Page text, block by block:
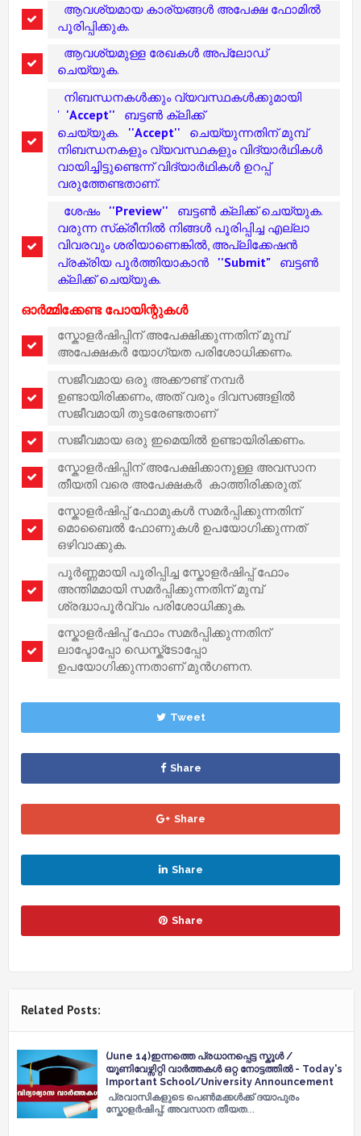
ആവശ്യമായ കാര്യങ്ങൾ അപേക്ഷ ഫോമിൽ
പൂരിപ്പിക്കുക.
ആവശ്യമുള്ള രേഖകൾ അപ്‌ലോഡ്
ചെയ്യുക.
നിബന്ധനകൾക്കും വ്യവസ്ഥകൾക്കുമായി
' 'Accept''
ബട്ടൺ ക്ലിക്ക്
ചെയ്യുക.
''Accept''
ചെയ്യുന്നതിന് മുമ്പ്
നിബന്ധനകളും വ്യവസ്ഥകളും വിദ്യാർഥികൾ
വായിച്ചിട്ടുണ്ടെന്ന് വിദ്യാർഥികൾ ഉറപ്പ്
വരുത്തേണ്ടതാണ്.
ശേഷം
''Preview''
ബട്ടൺ ക്ലിക്ക് ചെയ്യുക.
വരുന്ന സ്‌ക്രീനിൽ നിങ്ങൾ പൂരിപ്പിച്ച എല്ലാ
വിവരവും ശരിയാണെങ്കിൽ, അപ്ലിക്കേഷൻ
പ്രക്രിയ പൂർത്തിയാകാൻ
''Submit"
ബട്ടൺ
ക്ലിക്ക് ചെയ്യുക.
ഓർമ്മിക്കേണ്ട പോയിന്റുകൾ
സ്കോളർഷിപ്പിന് അപേക്ഷിക്കുന്നതിന് മുമ്പ്
അപേക്ഷകർ യോഗ്യത പരിശോധിക്കണം.
സജീവമായ ഒരു അക്കൗണ്ട് നമ്പർ
ഉണ്ടായിരിക്കണം, അത് വരും ദിവസങ്ങളിൽ
സജീവമായി തുടരേണ്ടതാണ്
സജീവമായ ഒരു ഇമെയിൽ ഉണ്ടായിരിക്കണം.
സ്കോളർഷിപ്പിന് അപേക്ഷിക്കാനുള്ള അവസാന
തീയതി വരെ അപേക്ഷകർ കാത്തിരിക്കരുത്.
സ്കോളർഷിപ്പ് ഫോമുകൾ സമർപ്പിക്കുന്നതിന്
മൊബൈൽ ഫോണുകൾ ഉപയോഗിക്കുന്നത്
ഒഴിവാക്കുക.
പൂർണ്ണമായി പൂരിപ്പിച്ച സ്കോളർഷിപ്പ് ഫോം
അന്തിമമായി സമർപ്പിക്കുന്നതിന് മുമ്പ്
ശ്രദ്ധാപൂർവ്വം പരിശോധിക്കുക.
സ്കോളർഷിപ്പ് ഫോം സമർപ്പിക്കുന്നതിന്
ലാപ്ടോപ്പോ ഡെസ്ക്ടോപ്പോ
ഉപയോഗിക്കുന്നതാണ് മുൻഗണന.
Tweet
Share
Share
Share
Share
Related Posts:
(June 14)ഇന്നത്തെ പ്രധാനപ്പെട്ട സ്കൂൾ /
യൂണിവേഴ്സിറ്റി വാർത്തകൾ ഒറ്റ നോട്ടത്തിൽ - Today's
Important School/University Announcement
പ്രവാസികളുടെ പെണ്‍മക്കള്‍ക്ക് ദയാപുരം
സ്കോളര്‍ഷിപ്പ്; അവസാന തീയത…